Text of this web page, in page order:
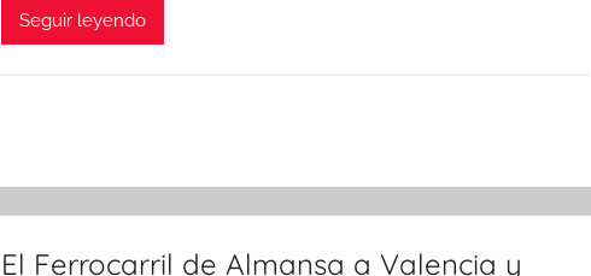
Seguir leyendo
El Ferrocarril de Almansa a Valencia y